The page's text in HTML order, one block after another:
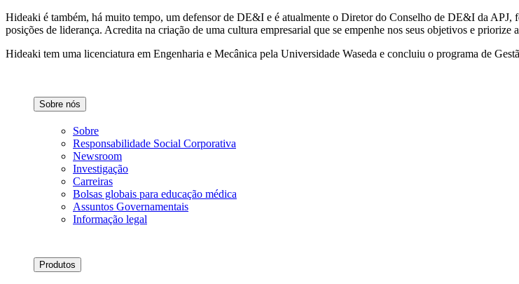
Hideaki é também, há muito tempo, um defensor de DE&I e é atualmente o Diretor do Conselho de DE&I da APJ,
posições de liderança. Acredita na criação de uma cultura empresarial que se empenhe nos seus objetivos e priorize
Hideaki tem uma licenciatura em Engenharia e Mecânica pela Universidade Waseda e concluiu o programa de
Sobre nós
Sobre
Responsabilidade Social Corporativa
Newsroom
Investigação
Carreiras
Bolsas globais para educação médica
Assuntos Governamentais
Informação legal
Produtos